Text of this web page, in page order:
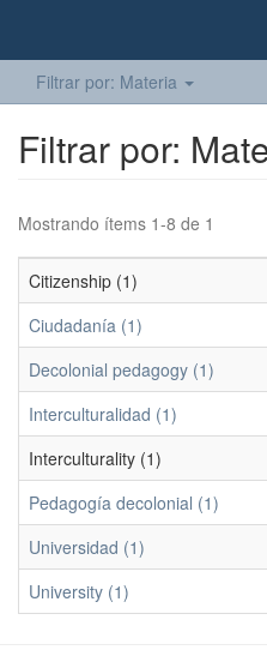
Filtrar por: Materia
Filtrar por:
Mostrando ítems 1-8 de 1
Citizenship (1)
Ciudadanía (1)
Decolonial pedagogy (1)
Interculturalidad (1)
Interculturality (1)
Pedagogía decolonial (1)
Universidad (1)
University (1)